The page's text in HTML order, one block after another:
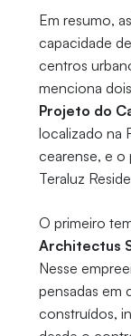
Em resumo,
capacidade
centros
menciona
Projeto do
localizado na
cearense, e
Teraluz
O primeiro
Architectus
Nesse
pensadas em
construídos,